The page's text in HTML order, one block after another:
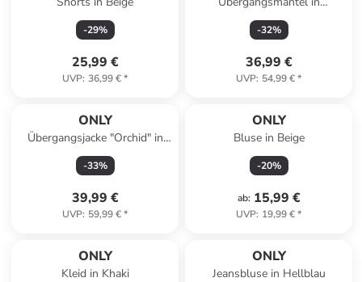
-29%
25,99 €
UVP: 36,99 €*
Dunkelblau
-32%
36,99 €
UVP: 54,99 €*
ONLY
Übergangsjacke "Orchid" in
Taupe
-33%
39,99 €
UVP: 59,99 €*
ONLY
Bluse in Beige
-20%
ab: 15,99 €
UVP: 19,99 €*
ONLY
Kleid in Khaki
ONLY
Jeansbluse in Hellblau